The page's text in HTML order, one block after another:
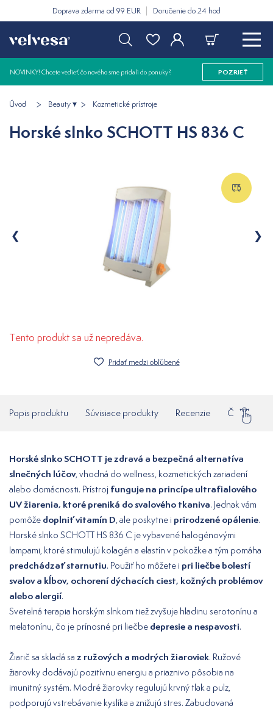
Doprava zdarma od 99 EUR Doručenie do 24 hod
NOVINKY! Chcete vedieť, čo nového sme pridali do ponuky? POZRIEŤ
Úvod Beauty Kozmetické prístroje
Horské slnko SCHOTT HS 836 C
Tento produkt sa už nepredáva.
Pridať medzi obľúbené
Popis produktu Súvisiace produkty Recenzie Často
Horské slnko SCHOTT je zdravá a bezpečná alternatíva
slnečných lúčov, vhodná do wellness, kozmetických zariadení
alebo domácnosti. Prístroj funguje na princípe ultrafialového
UV žiarenia, ktoré preniká do svalového tkaniva. Jednak vám
pomôže doplniť vitamín D , ale poskytne i prirodzené opálenie.
Horské slnko SCHOTT HS 836 C je vybavené halogénovými
lampami, ktoré stimulujú kolagén a elastín v pokožke a tým pomáha
predchádzať starnutiu. Použiť ho môžete i pri liečbe bolestí
svalov a kĺbov, ochorení dýchacích ciest, kožných problémov
alebo alergií.
Svetelná terapia horským slnkom tiež zvyšuje hladinu serotonínu a
melatonínu, čo je prínosné pri liečbe depresie a nespavosti.
Žiarič sa skladá sa z ružových a modrých žiaroviek. Ružové
žiarovky dodávajú pozitívnu energiu a priaznivo pôsobia na
imunitný systém. Modré žiarovky regulujú krvný tlak a pulz,
podporujú vstrebávanie kyslíka a znižujú stres. Zabudovaná